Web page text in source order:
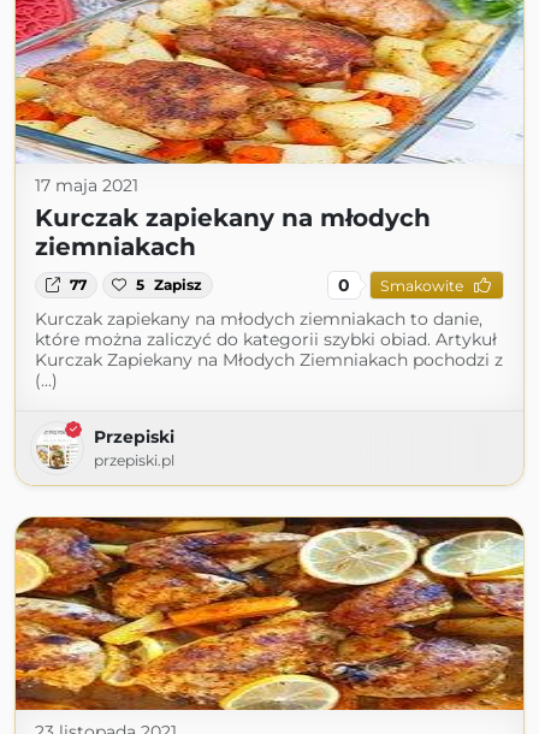
17 maja 2021
Kurczak zapiekany na młodych
ziemniakach
77 5 Zapisz 0 Smakowite
Kurczak zapiekany na młodych ziemniakach to danie,
które można zaliczyć do kategorii szybki obiad. Artykuł
Kurczak Zapiekany na Młodych Ziemniakach pochodzi z
(...)
Przepiski
przepiski.pl